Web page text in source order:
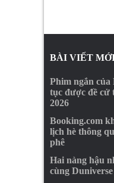
BÀI VIẾT
Phim ngắn
tục được đề cử
2026
Booking.com
lịch hè thông
phê
Hai nàng hậu
cùng